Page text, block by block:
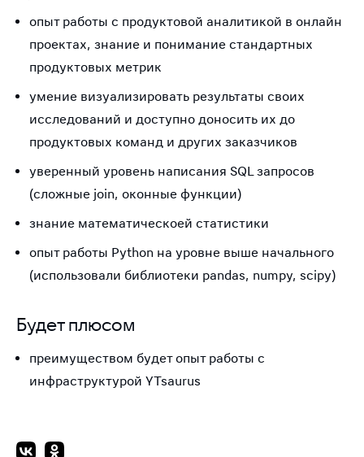
опыт работы с продуктовой аналитикой в онлайн
проектах, знание и понимание стандартных
продуктовых метрик
умение визуализировать результаты своих
исследований и доступно доносить их до
продуктовых команд и других заказчиков
уверенный уровень написания SQL запросов
(сложные join, оконные функции)
знание математическоей статистики
опыт работы Python на уровне выше начального
(использовали библиотеки pandas, numpy, scipy)
Будет плюсом
преимуществом будет опыт работы с
инфраструктурой YTsaurus